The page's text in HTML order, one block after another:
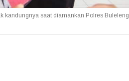
kandungnya saat diamankan Polres Buleleng.